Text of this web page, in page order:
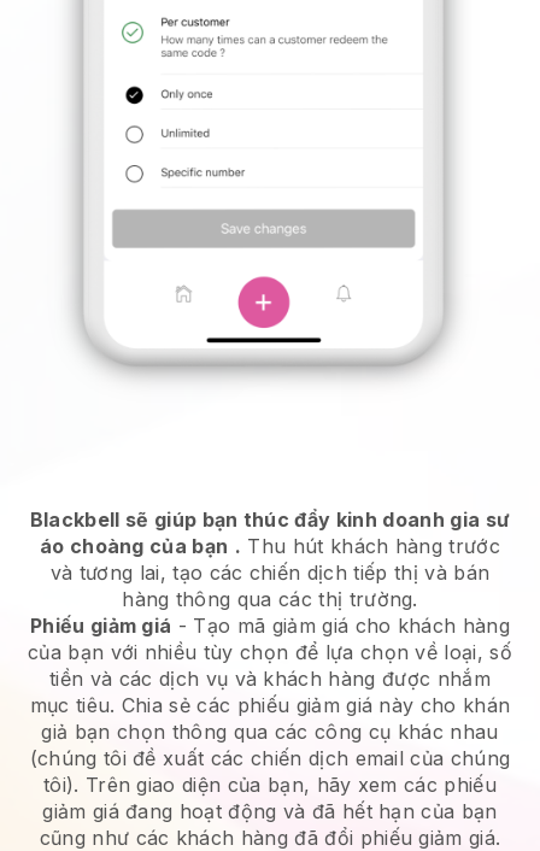
Blackbell sẽ giúp bạn thúc đẩy kinh doanh gia sư
áo choàng của bạn . Thu hút khách hàng trước
và tương lai, tạo các chiến dịch tiếp thị và bán
hàng thông qua các thị trường.
Phiếu giảm giá - Tạo mã giảm giá cho khách hàng
của bạn với nhiều tùy chọn để lựa chọn về loại, số
tiền và các dịch vụ và khách hàng được nhắm
mục tiêu. Chia sẻ các phiếu giảm giá này cho khán
giả bạn chọn thông qua các công cụ khác nhau
(chúng tôi đề xuất các chiến dịch email của chúng
tôi). Trên giao diện của bạn, hãy xem các phiếu
giảm giá đang hoạt động và đã hết hạn của bạn
cũng như các khách hàng đã đổi phiếu giảm giá.